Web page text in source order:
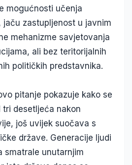
mogućnosti učenja
jaču zastupljenost u javnim
mehanizme savjetovanja
ali bez teritorijalnih
političkih predstavnika.
pitanje pokazuje kako se
desetljeća nakon
još uvijek suočava s
države. Generacije ljudi
smatrale unutarnjim